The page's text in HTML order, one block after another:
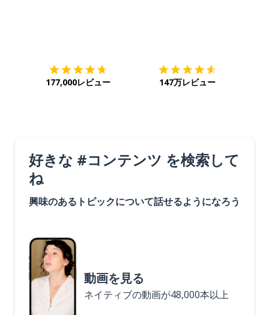
177,000レビュー 147万レビュー
好きな #コンテンツ を検索して
ね
興味のあるトピックについて話せるようになろう
動画を見る
ネイティブの動画が48,000本以上